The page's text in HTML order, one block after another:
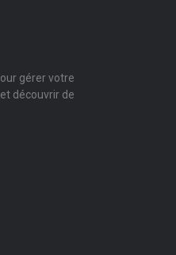
gérer votre
découvrir de